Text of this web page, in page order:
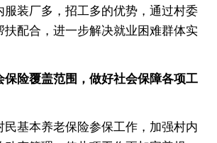
服装厂多，招工多的优势，通过村委
扶配合，进一步解决就业困难群体实
险覆盖范围，做好社会保障各项工
基本养老保险参保工作，加强村内